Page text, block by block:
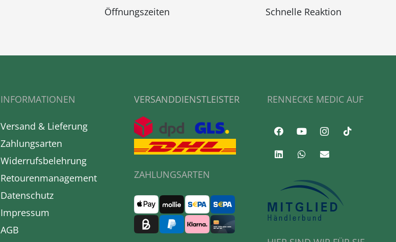
Öffnungszeiten Schnelle Reaktion
INFORMATIONEN
Versand & Lieferung
Zahlungsarten
Widerrufsbelehrung
Retourenmanagement
Datenschutz
Impressum
AGB
VERSANDDIENSTLEISTER
ZAHLUNGSARTEN
RENNECKE MEDIC AUF